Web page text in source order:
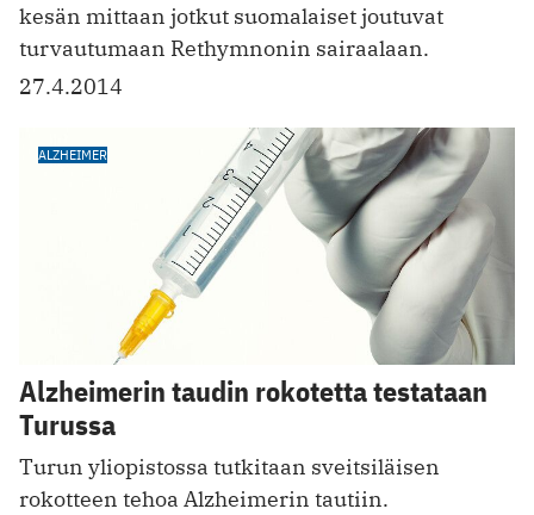
kesän mittaan jotkut suomalaiset joutuvat
turvautumaan Rethymnonin sairaalaan.
27.4.2014
ALZHEIMER
Alzheimerin taudin rokotetta testataan
Turussa
Turun yliopistossa tutkitaan sveitsiläisen
rokotteen tehoa Alzheimerin tautiin.